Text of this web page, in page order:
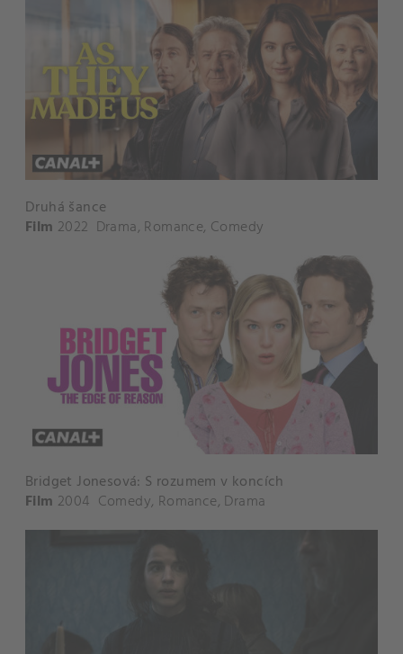
Druhá šance
Film 2022 Drama, Romance, Comedy
Bridget Jonesová: S rozumem v koncích
Film 2004 Comedy, Romance, Drama